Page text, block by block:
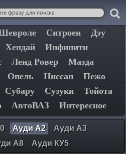
Ситроен
Дэу
Хендай
Инфинити
Ленд Ровер
Мазда
Опель Ниссан
Пежо
Субару Сузуки
Тойота
АвтоВАЗ Интересное
Ауди А2
Ауди А3
А8 Ауди КУ5